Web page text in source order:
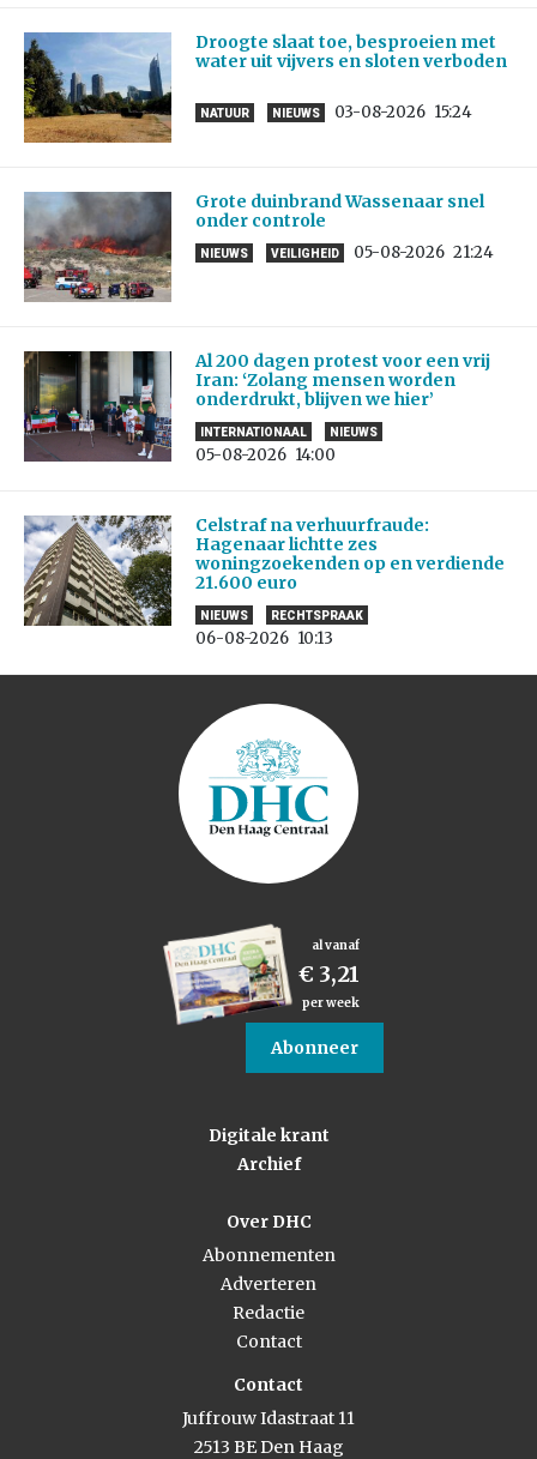
Droogte slaat toe, besproeien met
water uit vijvers en sloten verboden
NATUUR NIEUWS 03-08-2026 15:24
Grote duinbrand Wassenaar snel
onder controle
NIEUWS VEILIGHEID 05-08-2026 21:24
Al 200 dagen protest voor een vrij
Iran: ‘Zolang mensen worden
onderdrukt, blijven we hier’
INTERNATIONAAL NIEUWS
05-08-2026 14:00
Celstraf na verhuurfraude:
Hagenaar lichtte zes
woningzoekenden op en verdiende
21.600 euro
NIEUWS RECHTSPRAAK
06-08-2026 10:13
al vanaf
€ 3,21
per week
Abonneer
Digitale krant
Archief
Over DHC
Abonnementen
Adverteren
Redactie
Contact
Contact
Juffrouw Idastraat 11
2513 BE Den Haag